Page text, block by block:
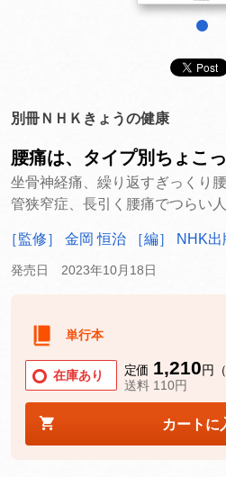
別冊ＮＨＫきょうの健康
腰痛は、タイプ別ちょこ
坐骨神経痛、繰り返すぎっくり
管狭窄症、長引く腰痛でつらい
［監修］ 金岡 恒治 ［編］ NHK出
発売日 2023年10月18日
単行本
在庫あり 定価 1,210円
送料 110円
カートに